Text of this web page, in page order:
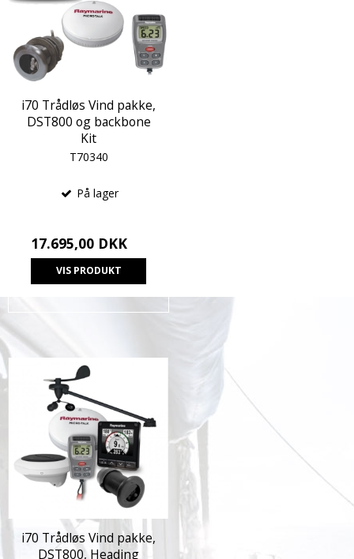
i70 Trådløs Vind pakke,
DST800 og backbone
Kit
T70340
På lager
17.695,00 DKK
VIS PRODUKT
i70 Trådløs Vind pakke,
DST800, Heading